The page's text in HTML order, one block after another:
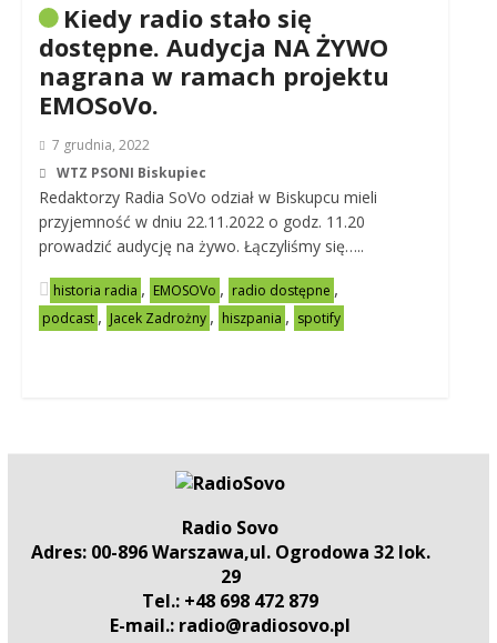
Kiedy radio stało się
dostępne. Audycja NA ŻYWO
nagrana w ramach projektu
EMOSoVo.
7 grudnia, 2022
WTZ PSONI Biskupiec
Redaktorzy Radia SoVo odział w Biskupcu mieli
przyjemność w dniu 22.11.2022 o godz. 11.20
prowadzić audycję na żywo. Łączyliśmy się…..
historia radia , EMOSOVo , radio dostępne ,
podcast , Jacek Zadrożny , hiszpania , spotify
Radio Sovo
Adres: 00-896 Warszawa,ul. Ogrodowa 32 lok.
29
Tel.: +48 698 472 879
E-mail.: radio@radiosovo.pl